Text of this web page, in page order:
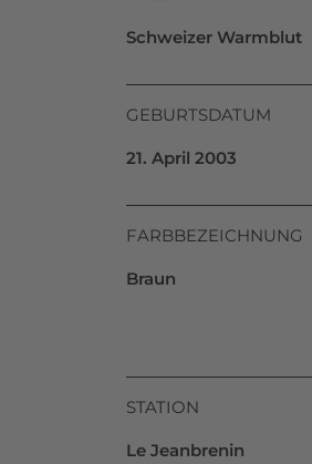
Schweizer Warmblut
GEBURTSDATUM
21. April 2003
FARBBEZEICHNUNG
Braun
STATION
Le Jeanbrenin